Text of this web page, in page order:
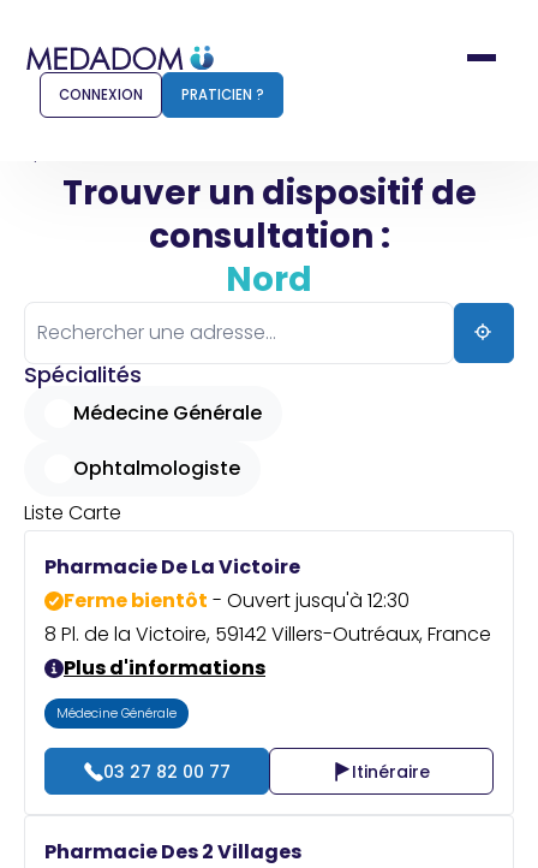
Comment ça marche ?
Pharmacien
Connexion
Praticien ?
CONNEXION PRATICIEN ?
Trouver un dispositif de
consultation :
Nord
Spécialités
Médecine Générale
Ophtalmologiste
Liste Carte
Pharmacie De La Victoire
Ferme bientôt - Ouvert jusqu'à 12:30
8 Pl. de la Victoire, 59142 Villers-Outréaux, France
Plus d'informations
Médecine Générale
03 27 82 00 77 Itinéraire
Pharmacie Des 2 Villages